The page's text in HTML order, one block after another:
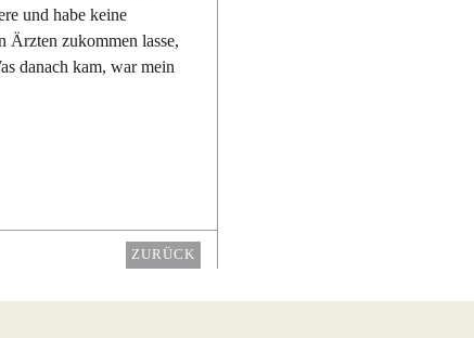
und habe keine
Ärzten zukommen lasse,
danach kam, war mein
ZURÜCK